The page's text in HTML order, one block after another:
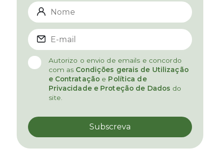
Autorizo o envio de emails e concordo
com as Condições gerais de Utilização
e Contratação e Política de
Privacidade e Proteção de Dados do
site.